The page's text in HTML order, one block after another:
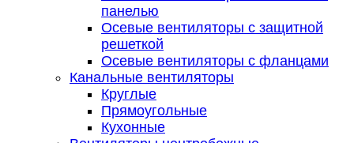
панелью
Осевые вентиляторы с защитной
решеткой
Осевые вентиляторы с фланцами
Канальные вентиляторы
Круглые
Прямоугольные
Кухонные